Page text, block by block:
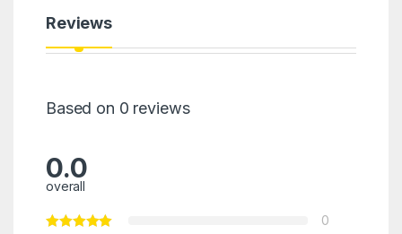
Reviews
Based on 0 reviews
0.0
overall
0